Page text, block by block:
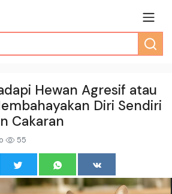
Hewan Agresif atau
Diri Sendiri
Cakaran
55